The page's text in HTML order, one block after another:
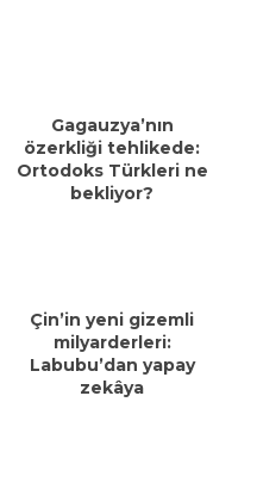
Gagauzya’nın
özerkliği tehlikede:
Ortodoks Türkleri ne
bekliyor?
Çin’in yeni gizemli
milyarderleri:
Labubu’dan yapay
zekâya